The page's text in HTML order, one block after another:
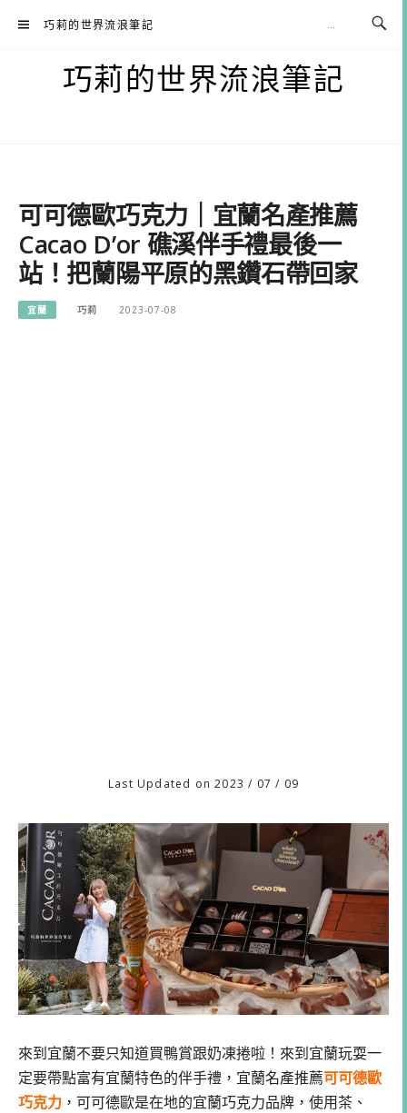
巧莉的世界流浪筆記
巧莉的世界流浪筆記
可可德歐巧克力｜宜蘭名產推薦
Cacao D’or 礁溪伴手禮最後一
站！把蘭陽平原的黑鑽石帶回家
宜蘭 巧莉 2023-07-08
Last Updated on 2023 / 07 / 09
來到宜蘭不要只知道買鴨賞跟奶凍捲啦！來到宜蘭玩耍一
定要帶點富有宜蘭特色的伴手禮，宜蘭名產推薦可可德歐
巧克力 ，可可德歐是在地的宜蘭巧克力品牌，使用茶、